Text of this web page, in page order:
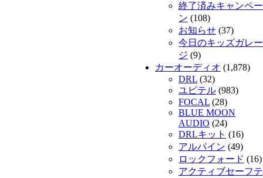
終了済みキャンペー
ン (108)
お知らせ (37)
今日のキッズガレー
ジ (9)
カーオーディオ (1,878)
DRL (32)
ユピテル (983)
FOCAL (28)
BLUE MOON
AUDIO (24)
DRLキット (16)
アルパイン (49)
ロックフォード (16)
アクティブセーフテ